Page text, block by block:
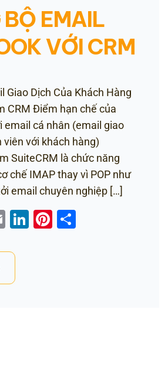
EMAIL
VỚI CRM
Giao Dịch Của Khách Hàng
CRM Điểm hạn chế của
email cá nhân (email giao
viên với khách hàng)
SuiteCRM là chức năng
chế IMAP thay vì POP như
email chuyên nghiệp […]
EmailLinkedIn
Pinterest